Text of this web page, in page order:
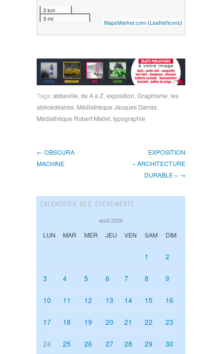
3 km
3 mi
MapsMarker.com (Leaflet/icons)
Tags:abbeville,de A à Z,exposition,Graphisme, les
abécédéaires, Médiathèque Jacques Darras,
Médiathèque Robert Mallet,typographie
← OBSCURA
MACHINE
EXPOSITION
« ARCHITECTURE
DURABLE » →
CALENDRIER DES ÉVÉNEMENTS
août 2026
LUN MAR MER JEU VEN SAM DIM
1 2
3 4 5 6 7 8 9
10 11 12 13 14 15 16
17 18 19 20 21 22 23
24 25 26 27 28 29 30